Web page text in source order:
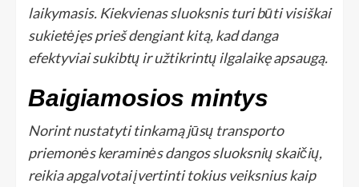
laikymasis. Kiekvienas sluoksnis turi būti visiškai
sukietėjęs prieš dengiant kitą, kad danga
efektyviai sukibtų ir užtikrintų ilgalaikę apsaugą.
Baigiamosios mintys
Norint nustatyti tinkamą jūsų transporto
priemonės keraminės dangos sluoksnių skaičių,
reikia apgalvotai įvertinti tokius veiksnius kaip